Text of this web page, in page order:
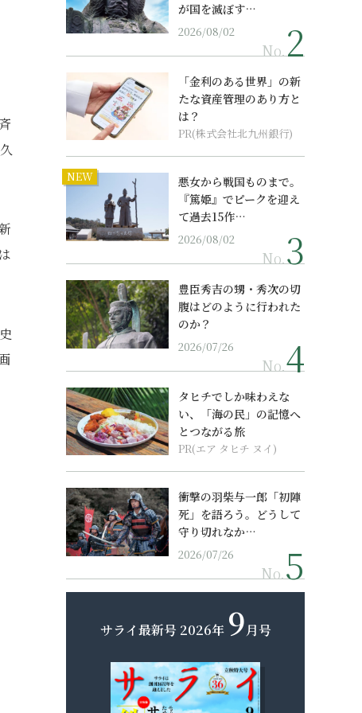
が国を滅ぼす…
2026/08/02
No.
「金利のある世界」の新
たな資産管理のあり方と
は？
PR(株式会社北九州銀行)
NEW
悪女から戦国ものまで。
『篤姫』でピークを迎え
て過去15作…
2026/08/02
No.
豊臣秀吉の甥・秀次の切
腹はどのように行われた
のか？
2026/07/26
No.
タヒチでしか味わえな
い、「海の民」の記憶へ
とつながる旅
PR(エア タヒチ ヌイ)
衝撃の羽柴与一郎「初陣
死」を語ろう。どうして
守り切れなか…
2026/07/26
No.
サライ最新号 2026年 9月号